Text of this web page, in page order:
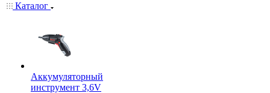
Каталог
Аккумуляторный
инструмент 3,6V